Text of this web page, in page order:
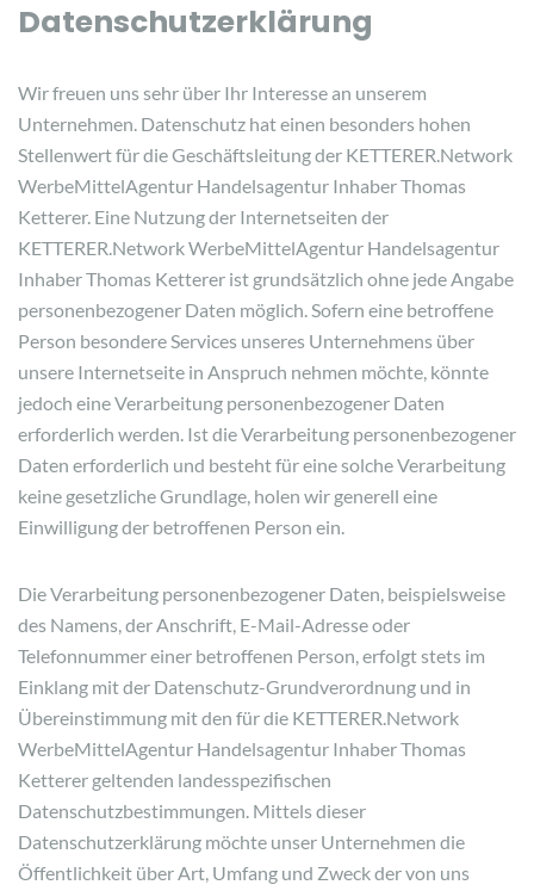
Datenschutzerklärung
Wir freuen uns sehr über Ihr Interesse an unserem
Unternehmen. Datenschutz hat einen besonders hohen
Stellenwert für die Geschäftsleitung der KETTERER.Network
WerbeMittelAgentur Handelsagentur Inhaber Thomas
Ketterer. Eine Nutzung der Internetseiten der
KETTERER.Network WerbeMittelAgentur Handelsagentur
Inhaber Thomas Ketterer ist grundsätzlich ohne jede Angabe
personenbezogener Daten möglich. Sofern eine betroffene
Person besondere Services unseres Unternehmens über
unsere Internetseite in Anspruch nehmen möchte, könnte
jedoch eine Verarbeitung personenbezogener Daten
erforderlich werden. Ist die Verarbeitung personenbezogener
Daten erforderlich und besteht für eine solche Verarbeitung
keine gesetzliche Grundlage, holen wir generell eine
Einwilligung der betroffenen Person ein.
Die Verarbeitung personenbezogener Daten, beispielsweise
des Namens, der Anschrift, E-Mail-Adresse oder
Telefonnummer einer betroffenen Person, erfolgt stets im
Einklang mit der Datenschutz-Grundverordnung und in
Übereinstimmung mit den für die KETTERER.Network
WerbeMittelAgentur Handelsagentur Inhaber Thomas
Ketterer geltenden landesspezifischen
Datenschutzbestimmungen. Mittels dieser
Datenschutzerklärung möchte unser Unternehmen die
Öffentlichkeit über Art, Umfang und Zweck der von uns